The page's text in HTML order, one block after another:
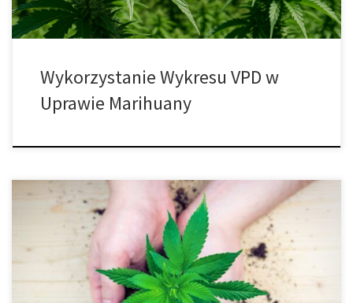
Wykorzystanie Wykresu VPD w
Uprawie Marihuany
Kto powiedział, że uprawa marihuany jest łatwa? Tak, roślina
może być tylko chwastem, ale aby wyhodować wysokiej jakości
rośliny, musisz zwrócić na nie uwagę. Ponadto nie zapominaj, że
nasiona konopi są drogie, podobnie jak wszystkie inne akcesoria